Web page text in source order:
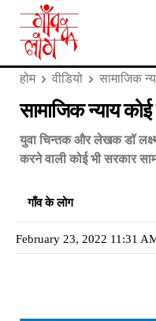
होम वीडियो सामाजिक
सामाजिक न्याय कोई
युवा चिन्तक और लेखक डॉ
करने वाली कोई भी सरकार
गाँव के लोग
February 23, 2022 11:31